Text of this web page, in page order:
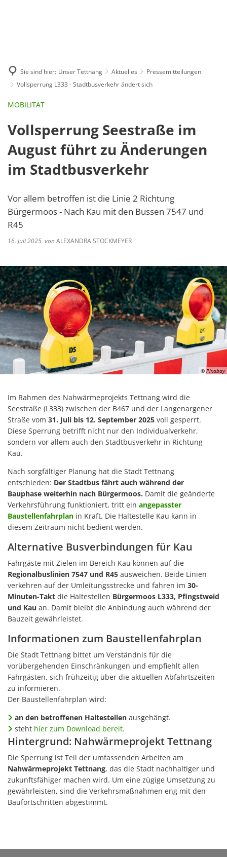
Sie sind hier: Unser Tettnang Aktuelles
Pressemitteilungen
Vollsperrung L333 - Stadtbusverkehr ändert sich
MOBILITÄT
Vollsperrung Seestraße im
August führt zu Änderungen
im Stadtbusverkehr
Vor allem betroffen ist die Linie 2 Richtung
Bürgermoos - Nach Kau mit den Bussen 7547 und
R45
16. Juli 2025 vonALEXANDRA STOCKMEYER
© Pixabay
Im Rahmen des Nahwärmeprojekts Tettnang wird die
Seestraße (L333) zwischen der B467 und der Langenargener
Straße vom 31. Juli bis 12. September 2025 voll gesperrt.
Diese Sperrung betrifft nicht nur den Individualverkehr,
sondern vor allem auch den Stadtbusverkehr in Richtung
Kau.
Nach sorgfältiger Planung hat die Stadt Tettnang
entschieden: Der Stadtbus fährt auch während der
Bauphase weiterhin nach Bürgermoos. Damit die geänderte
Verkehrsführung funktioniert, tritt ein angepasster
Baustellenfahrplan in Kraft. Die Haltestelle Kau kann in
diesem Zeitraum nicht bedient werden.
Alternative Busverbindungen für Kau
Fahrgäste mit Zielen im Bereich Kau können auf die
Regionalbuslinien 7547 und R45 ausweichen. Beide Linien
verkehren auf der Umleitungsstrecke und fahren im 30-
Minuten-Takt die Haltestellen Bürgermoos L333, Pfingstweid
und Kau an. Damit bleibt die Anbindung auch während der
Bauzeit gewährleistet.
Informationen zum Baustellenfahrplan
Die Stadt Tettnang bittet um Verständnis für die
vorübergehenden Einschränkungen und empfiehlt allen
Fahrgästen, sich frühzeitig über die aktuellen Abfahrtszeiten
zu informieren.
Der Baustellenfahrplan wird:
an den betroffenen Haltestellenausgehängt.
steht hier zum Download bereit.
Hintergrund: Nahwärmeprojekt Tettnang
Die Sperrung ist Teil der umfassenden Arbeiten am
Nahwärmeprojekt Tettnang, das die Stadt nachhaltiger und
zukunftsfähiger machen wird. Um eine zügige Umsetzung zu
gewährleisten, sind die Verkehrsmaßnahmen eng mit den
Baufortschritten abgestimmt.